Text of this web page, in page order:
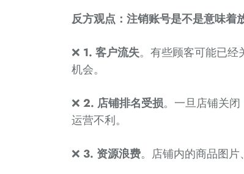
反方观点：注销账号是不是意味着
❌ 1. 客户流失。有些顾客可能已
机会。
❌ 2. 店铺排名受损。一旦店铺关
运营不利。
❌ 3. 资源浪费。店铺内的商品图片